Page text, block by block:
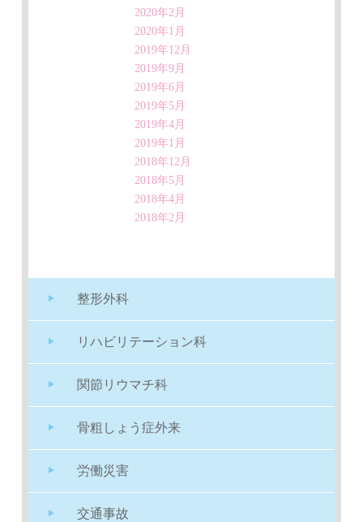
2020年2月
2020年1月
2019年12月
2019年9月
2019年6月
2019年5月
2019年4月
2019年1月
2018年12月
2018年5月
2018年4月
2018年2月
整形外科
リハビリテーション科
関節リウマチ科
骨粗しょう症外来
労働災害
交通事故